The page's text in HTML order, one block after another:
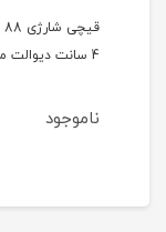
4 سانت دیوالت مدل 88V
ناموجود